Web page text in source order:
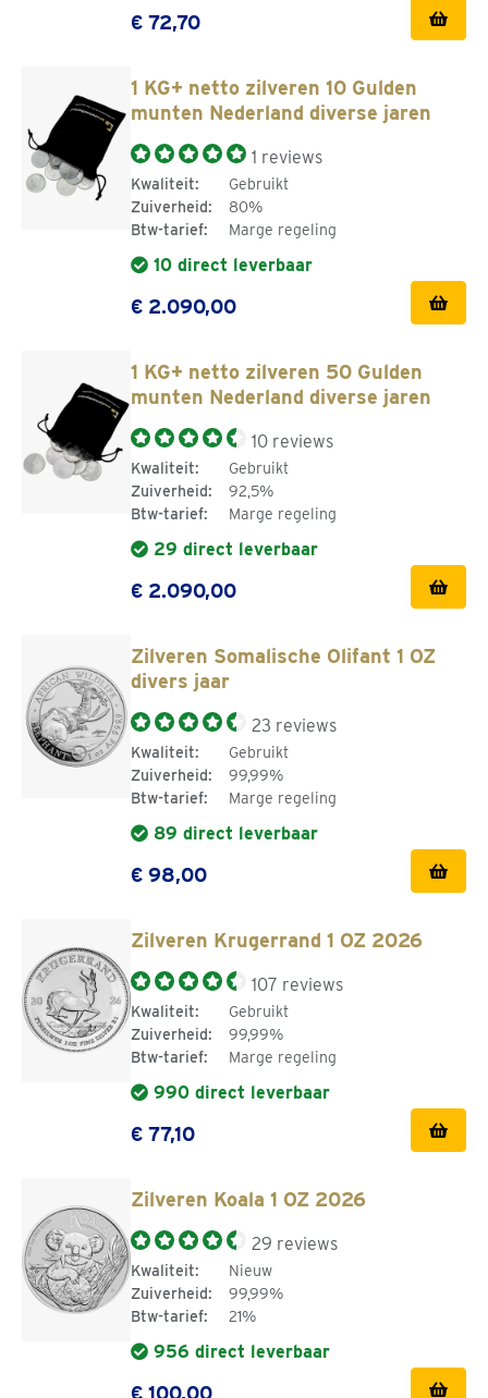
€ 72,70
1 KG+ netto zilveren 10 Gulden
munten Nederland diverse jaren
1 reviews
Kwaliteit:
Gebruikt
Zuiverheid:
80%
Btw-tarief:
Marge regeling
10 direct leverbaar
€ 2.090,00
1 KG+ netto zilveren 50 Gulden
munten Nederland diverse jaren
10 reviews
Kwaliteit:
Gebruikt
Zuiverheid:
92,5%
Btw-tarief:
Marge regeling
29 direct leverbaar
€ 2.090,00
Zilveren Somalische Olifant 1 OZ
divers jaar
23 reviews
Kwaliteit:
Gebruikt
Zuiverheid:
99,99%
Btw-tarief:
Marge regeling
89 direct leverbaar
€ 98,00
Zilveren Krugerrand 1 OZ 2026
107 reviews
Kwaliteit:
Gebruikt
Zuiverheid:
99,99%
Btw-tarief:
Marge regeling
990 direct leverbaar
€ 77,10
Zilveren Koala 1 OZ 2026
29 reviews
Kwaliteit:
Nieuw
Zuiverheid:
99,99%
Btw-tarief:
21%
956 direct leverbaar
€ 100,00